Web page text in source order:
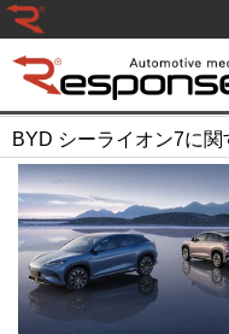
BYD シーライオン7に